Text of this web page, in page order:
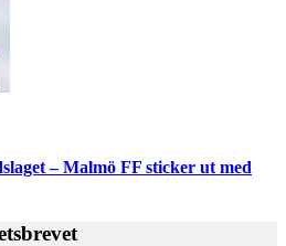
– Malmö FF sticker ut med